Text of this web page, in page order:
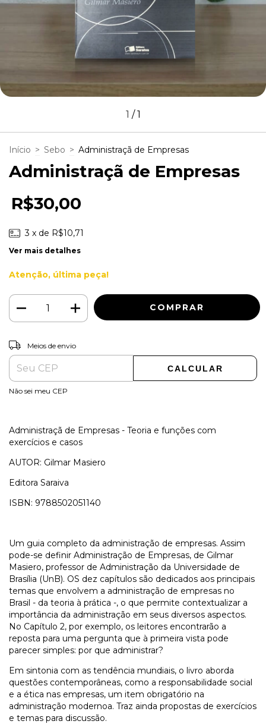
1 /1
Início > Sebo > Administraçã de Empresas
Administraçã de Empresas
R$30,00
3 x de R$10,71
Ver mais detalhes
Atenção, última peça!
Entregas para o CEP:
Meios de envio
CALCULAR
Não sei meu CEP
Administraçã de Empresas - Teoria e funções com
exercícios e casos
AUTOR: Gilmar Masiero
Editora Saraiva
ISBN: 9788502051140
Um guia completo da administração de empresas. Assim
pode-se definir Administração de Empresas, de Gilmar
Masiero, professor de Administração da Universidade de
Brasília (UnB). OS dez capítulos são dedicados aos principais
temas que envolvem a administração de empresas no
Brasil - da teoria à prática -, o que permite contextualizar a
importância da administração em seus diversos aspectos.
No Capítulo 2, por exemplo, os leitores encontrarão a
reposta para uma pergunta que à primeira vista pode
parecer simples: por que administrar?
Em sintonia com as tendência mundiais, o livro aborda
questões contemporâneas, como a responsabilidade social
e a ética nas empresas, um item obrigatório na
administração modernoa. Traz ainda propostas de exercícios
e temas para discussão.